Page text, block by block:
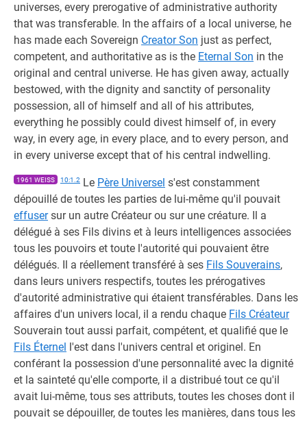
universes, every prerogative of administrative authority
that was transferable. In the affairs of a local universe, he
has made each Sovereign Creator Son just as perfect,
competent, and authoritative as is the Eternal Son in the
original and central universe. He has given away, actually
bestowed, with the dignity and sanctity of personality
possession, all of himself and all of his attributes,
everything he possibly could divest himself of, in every
way, in every age, in every place, and to every person, and
in every universe except that of his central indwelling.
1961 WEISS 10:1.2 Le Père Universel s'est constamment
dépouillé de toutes les parties de lui-même qu'il pouvait
effusersur un autre Créateur ou sur une créature. Il a
délégué à ses Fils divins et à leurs intelligences associées
tous les pouvoirs et toute l'autorité qui pouvaient être
délégués. Il a réellement transféré à ses Fils Souverains,
dans leurs univers respectifs, toutes les prérogatives
d'autorité administrative qui étaient transférables. Dans les
affaires d'un univers local, il a rendu chaque Fils Créateur
Souverain tout aussi parfait, compétent, et qualifié que le
Fils Éternel l'est dans l'univers central et originel. En
conférant la possession d'une personnalité avec la dignité
et la sainteté qu'elle comporte, il a distribué tout ce qu'il
avait lui-même, tous ses attributs, toutes les choses dont il
pouvait se dépouiller, de toutes les manières, dans tous les